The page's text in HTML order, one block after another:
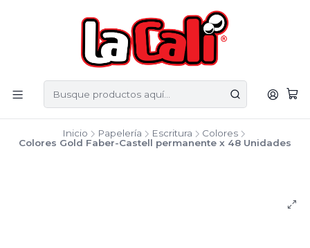
Inicio Papelería Escritura
Colores
Colores Gold Faber-Castell permanente x 48 Unidades